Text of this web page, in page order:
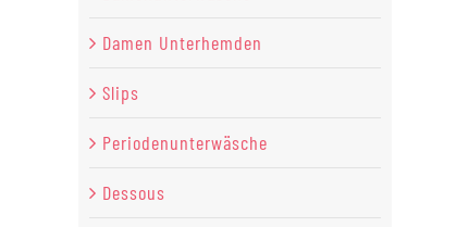
Damen Unterhemden
Slips
Periodenunterwäsche
Dessous